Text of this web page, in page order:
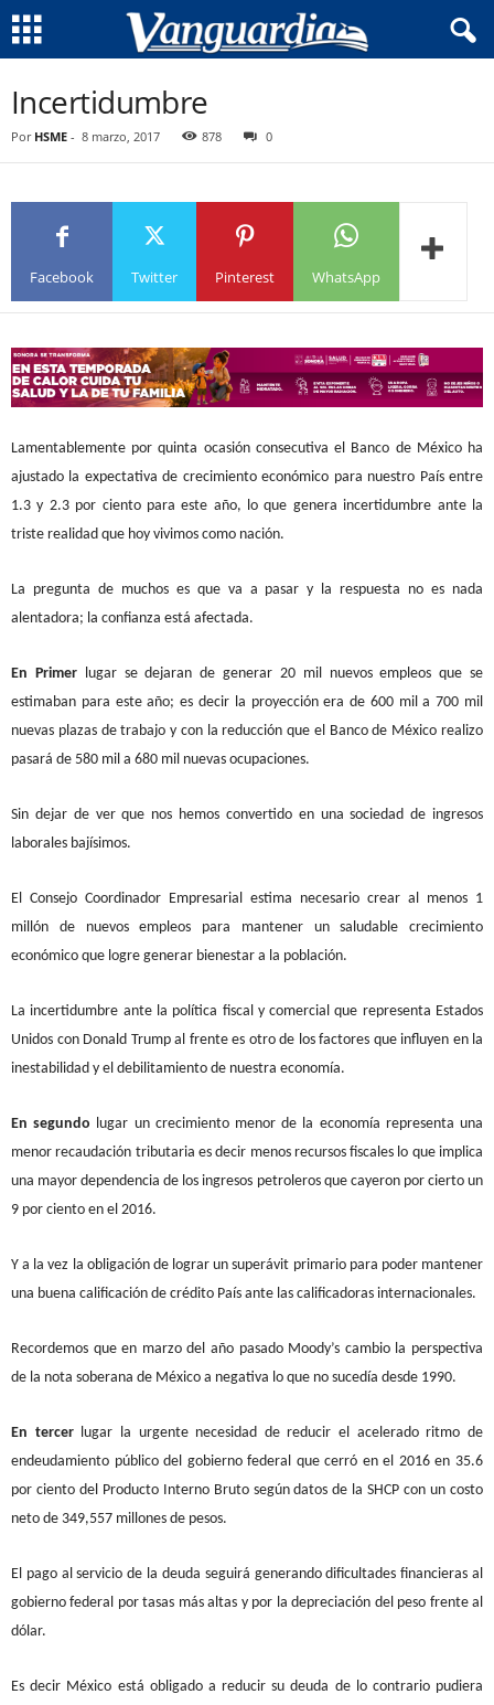
Incertidumbre
Por HSME - 8 marzo, 2017 878 0
Facebook Twitter Pinterest WhatsApp
Lamentablemente por quinta ocasión consecutiva el Banco de México ha
ajustado la expectativa de crecimiento económico para nuestro País entre
1.3 y 2.3 por ciento para este año, lo que genera incertidumbre ante la
triste realidad que hoy vivimos como nación.
La pregunta de muchos es que va a pasar y la respuesta no es nada
alentadora; la confianza está afectada.
En Primerlugar se dejaran de generar 20 mil nuevos empleos que se
estimaban para este año; es decir la proyección era de 600 mil a 700 mil
nuevas plazas de trabajo y con la reducción que el Banco de México realizo
pasará de 580 mil a 680 mil nuevas ocupaciones.
Sin dejar de ver que nos hemos convertido en una sociedad de ingresos
laborales bajísimos.
El Consejo Coordinador Empresarial estima necesario crear al menos 1
millón de nuevos empleos para mantener un saludable crecimiento
económico que logre generar bienestar a la población.
La incertidumbre ante la política fiscal y comercial que representa Estados
Unidos con Donald Trump al frente es otro de los factores que influyen en la
inestabilidad y el debilitamiento de nuestra economía.
En segundo lugar un crecimiento menor de la economía representa una
menor recaudación tributaria es decir menos recursos fiscales lo que implica
una mayor dependencia de los ingresos petroleros que cayeron por cierto un
9 por ciento en el 2016.
Y a la vez la obligación de lograr un superávit primario para poder mantener
una buena calificación de crédito País ante las calificadoras internacionales.
Recordemos que en marzo del año pasado Moody’s cambio la perspectiva
de la nota soberana de México a negativa lo que no sucedía desde 1990.
En tercerlugar la urgente necesidad de reducir el acelerado ritmo de
endeudamiento público del gobierno federal que cerró en el 2016 en 35.6
por ciento del Producto Interno Bruto según datos de la SHCP con un costo
neto de 349,557 millones de pesos.
El pago al servicio de la deuda seguirá generando dificultades financieras al
gobierno federal por tasas más altas y por la depreciación del peso frente al
dólar.
Es decir México está obligado a reducir su deuda de lo contrario pudiera